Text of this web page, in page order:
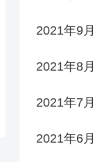
2021年9月
2021年8月
2021年7月
2021年6月